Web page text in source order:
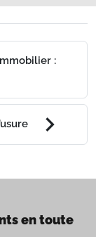
:
chevron_right
en toute